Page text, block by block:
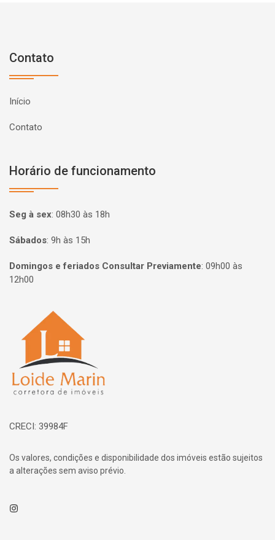
Contato
Início
Contato
Horário de funcionamento
Seg à sex: 08h30 às 18h
Sábados: 9h às 15h
Domingos e feriados Consultar Previamente: 09h00 às
12h00
Página inicial
CRECI: 39984F
Os valores, condições e disponibilidade dos imóveis estão sujeitos
a alterações sem aviso prévio.
Instagram